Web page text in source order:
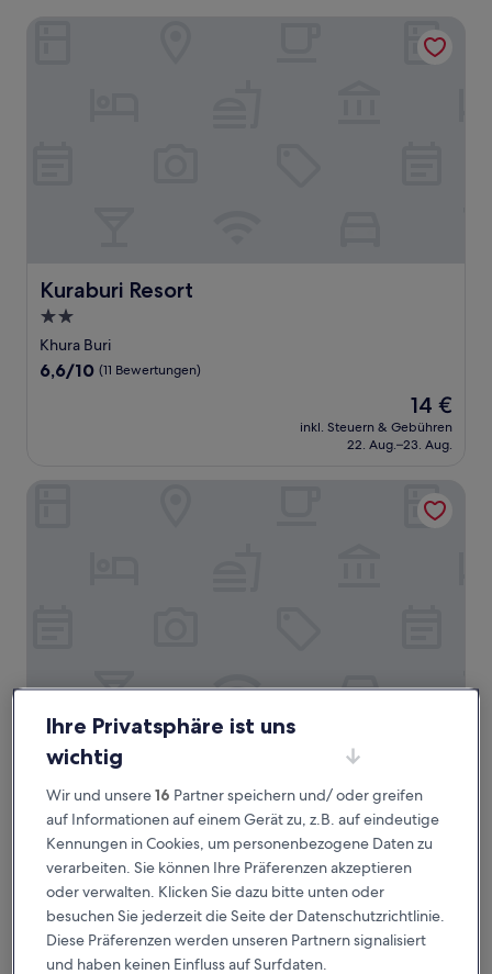
Kuraburi Resort
Kuraburi Resort
2.0-
Sterne-
Unterkunft
Khura Buri
6.6
6,6/10 (11 Bewertungen)
Der
Preis
beträgt
14 €
inkl. Steuern & Gebühren
22. Aug.–23. Aug.
The Camp Resort
The Camp Resort
Sterne-
Unterkunft
Der
beträgt
167 €
inkl. Steuern & Gebühren
8. Aug.–9. Aug.
Marinthara Homestay
Ihre Privatsphäre ist uns
wichtig
Wir und unsere16 Partner speichern und/ oder greifen
auf Informationen auf einem Gerät zu, z.B. auf eindeutige
Kennungen in Cookies, um personenbezogene Daten zu
verarbeiten. Sie können Ihre Präferenzen akzeptieren
oder verwalten. Klicken Sie dazu bitte unten oder
besuchen Sie jederzeit die Seite der Datenschutzrichtlinie.
Diese Präferenzen werden unseren Partnern signalisiert
und haben keinen Einfluss auf Surfdaten.